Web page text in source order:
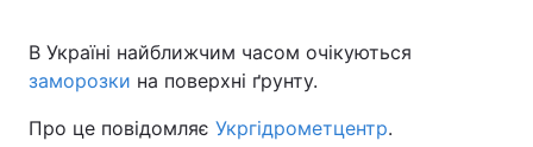
В Україні найближчим часом очікуються
заморозки на поверхні ґрунту.
Про це повідомляє Укргідрометцентр.